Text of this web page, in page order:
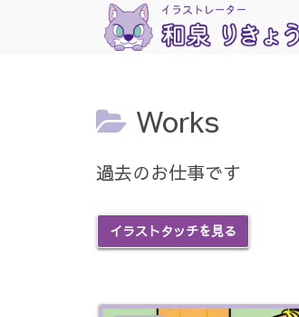
Works
過去のお仕事です
イラストタッチを見る